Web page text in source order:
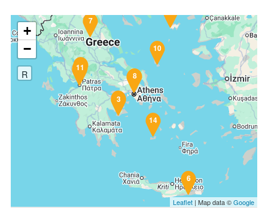
1
2
3
4
5
6
7
8
9
10
11
14
+
−
R
Leaflet | Map data ©Google